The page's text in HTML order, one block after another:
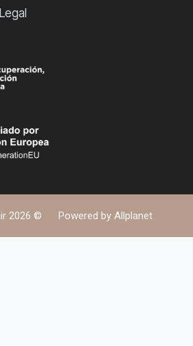
2026 © Powered by Allplanet